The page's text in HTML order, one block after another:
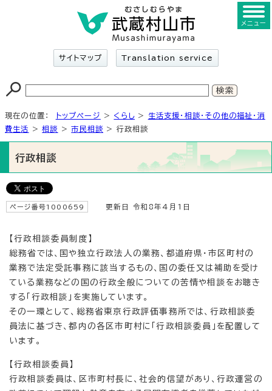
サイトマップ Translation service
メニュー
現在の位置： トップページ > くらし >
生活支援・相談・その他の福祉・消
費生活
>相談 >市民相談 > 行政相談
行政相談
ページ番号1000659 更新日 令和8年4月1日
【行政相談委員制度】
総務省では、国や独立行政法人の業務、都道府県・市区町村の
業務で法定受託事務に該当するもの、国の委任又は補助を受け
ている業務などの国の行政全般についての苦情や相談をお聴き
する「行政相談」を実施しています。
その一環として、総務省東京行政評価事務所では、行政相談委
員法に基づき、都内の各区市町村に「行政相談委員」を配置して
います。
【行政相談委員】
行政相談委員は、区市町村長に、社会的信望があり、行政運営の